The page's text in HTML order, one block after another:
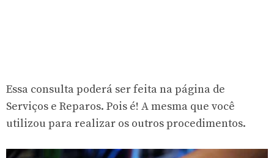
Essa consulta poderá ser feita na página de
Serviços e Reparos. Pois é! A mesma que você
utilizou para realizar os outros procedimentos.